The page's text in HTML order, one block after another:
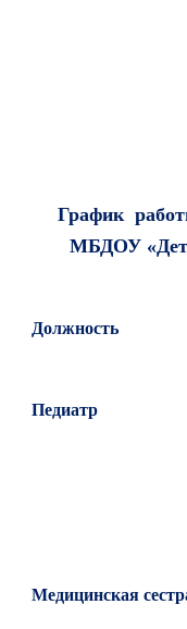
График
МБДОУ
Должность
Педиатр
Медицинская